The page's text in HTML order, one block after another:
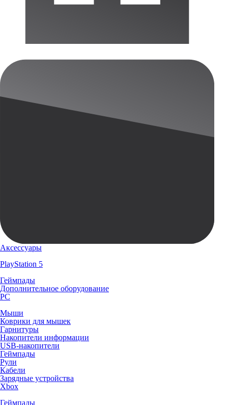
Аксессуары
PlayStation 5
Геймпады
Дополнительное оборудование
PC
Мыши
Коврики для мышек
Гарнитуры
Накопители информации
USB-накопители
Геймпады
Рули
Кабели
Зарядные устройства
Xbox
Геймпады